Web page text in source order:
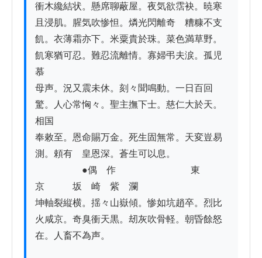
衝木纔結状。懸席聊蔽屋。夜気欲霑袂。暁寒
且浸肌。腥気吹惨怛。燐光閃離奇　糟糠不支
飢。衣薄霜亦下。米粟貴於珠。菜色満草野。
飢寒猶可忍。難忍流離情。寡婦弔夫涙。孤児
慕
母声。況又震未休。刻々聞鳴動。一日百回
驚。人心常恟々。聖主撫下士。慈仁大於天。
相国
奉敕至。恩命賜万金。死生固無常。天変豈易
測。頼有　皇恩深。蒼生可以息。
●偶　作　　　　　　　　東
京　　　坂　崎　紫　瀾
坤軸裂縦横。揺々山嶽傾。惨如坑趙卒。烈比
火咸京。奇臭衝天黒。刼灰吹骨軽。朝昏餘怒
在。人畜不為声。